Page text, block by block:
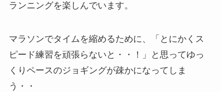
ランニングを楽しんでいます。
マラソンでタイムを縮めるために、「とにかくス
ピード練習を頑張らないと・・！」と思ってゆっ
くりペースのジョギングが疎かになってしま
う・・